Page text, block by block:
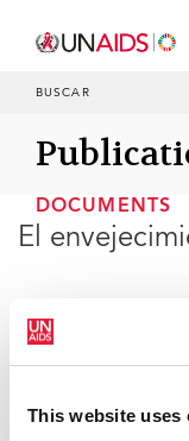
This website uses
BUSCAR
DOCUMENTS
El
cada vez más